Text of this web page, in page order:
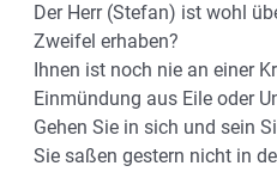
Der Herr (Stefan) ist wohl
Zweifel erhaben?
Ihnen ist noch nie an einer
Einmündung aus Eile oder
Gehen Sie in sich und sein
Sie saßen gestern nicht in